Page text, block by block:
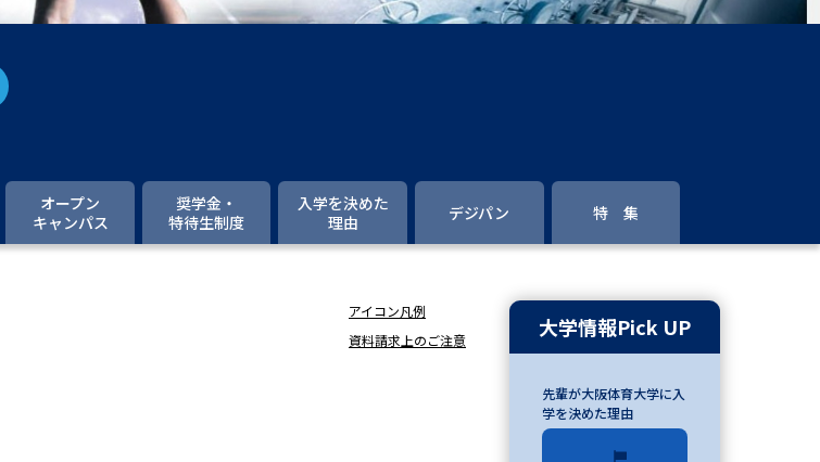
大学入学共通テスト「受験上の配慮案内」の請求
高等学校卒業程度認定試験
大学研究 大学検索
国際・グローバルに強い大学特集
デジタルパンフレット
オープン
キャンパス
奨学金・
特待生制度
入学を決めた
理由
デジパン 特 集
アイコン凡例
資料請求上のご注意
大学情報Pick UP
先輩が大阪体育大学に入
学を決めた理由